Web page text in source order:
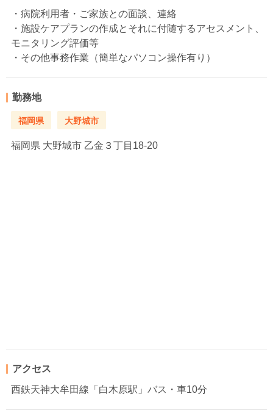
・病院利用者・ご家族との面談、連絡
・施設ケアプランの作成とそれに付随するアセスメント、
モニタリング評価等
・その他事務作業（簡単なパソコン操作有り）
勤務地
福岡県 大野城市
福岡県 大野城市 乙金３丁目18-20
アクセス
西鉄天神大牟田線「白木原駅」バス・車10分